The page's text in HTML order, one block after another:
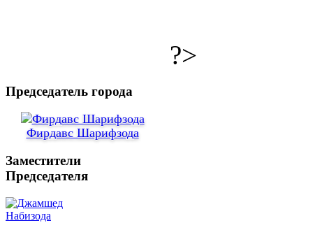
?>
Председатель города
Фирдавс Шарифзода
Заместители
Председателя